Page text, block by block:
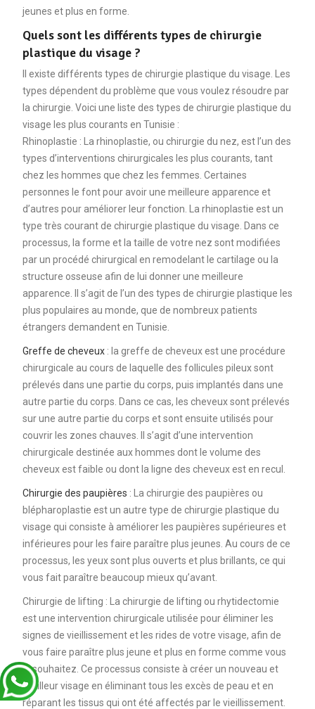
jeunes et plus en forme.
Quels sont les différents types de chirurgie
plastique du visage ?
Il existe différents types de chirurgie plastique du visage. Les
types dépendent du problème que vous voulez résoudre par
la chirurgie. Voici une liste des types de chirurgie plastique du
visage les plus courants en Tunisie :
Rhinoplastie : La rhinoplastie, ou chirurgie du nez, est l’un des
types d’interventions chirurgicales les plus courants, tant
chez les hommes que chez les femmes. Certaines
personnes le font pour avoir une meilleure apparence et
d’autres pour améliorer leur fonction. La rhinoplastie est un
type très courant de chirurgie plastique du visage. Dans ce
processus, la forme et la taille de votre nez sont modifiées
par un procédé chirurgical en remodelant le cartilage ou la
structure osseuse afin de lui donner une meilleure
apparence. Il s’agit de l’un des types de chirurgie plastique les
plus populaires au monde, que de nombreux patients
étrangers demandent en Tunisie.
Greffe de cheveux: la greffe de cheveux est une procédure
chirurgicale au cours de laquelle des follicules pileux sont
prélevés dans une partie du corps, puis implantés dans une
autre partie du corps. Dans ce cas, les cheveux sont prélevés
sur une autre partie du corps et sont ensuite utilisés pour
couvrir les zones chauves. Il s’agit d’une intervention
chirurgicale destinée aux hommes dont le volume des
cheveux est faible ou dont la ligne des cheveux est en recul.
Chirurgie des paupières : La chirurgie des paupières ou
blépharoplastie est un autre type de chirurgie plastique du
visage qui consiste à améliorer les paupières supérieures et
inférieures pour les faire paraître plus jeunes. Au cours de ce
processus, les yeux sont plus ouverts et plus brillants, ce qui
vous fait paraître beaucoup mieux qu’avant.
Chirurgie de lifting : La chirurgie de lifting ou rhytidectomie
est une intervention chirurgicale utilisée pour éliminer les
signes de vieillissement et les rides de votre visage, afin de
vous faire paraître plus jeune et plus en forme comme vous
le souhaitez. Ce processus consiste à créer un nouveau et
meilleur visage en éliminant tous les excès de peau et en
réparant les tissus qui ont été affectés par le vieillissement.